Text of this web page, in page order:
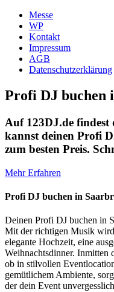
Messe
WP
Kontakt
Impressum
AGB
Datenschutzerklärung
Profi DJ buchen
Auf 123DJ.de
kannst deinen Profi
zum besten Preis.
Mehr Erfahren
Profi DJ buchen in
Deinen Profi DJ buchen in
Mit der richtigen Musik
elegante Hochzeit, eine
Weihnachtsdinner. Inmitten
ob in stilvollen
gemütlichem Ambiente,
der dein Event